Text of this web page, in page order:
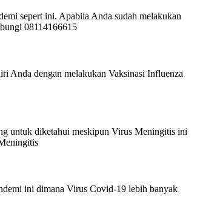
sepert ini. Apabila Anda sudah melakukan
08114166615
Anda dengan melakukan Vaksinasi Influenza
untuk diketahui meskipun Virus Meningitis ini
ini dimana Virus Covid-19 lebih banyak